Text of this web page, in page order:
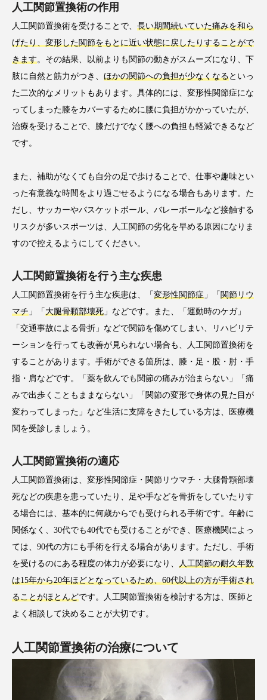
人工関節置換術の作用
人工関節置換術を受けることで、 長い期間続いていた痛みを和ら
げたり、変形した関節をもとに近い状態に戻したりすることがで
きます 。その結果、以前よりも関節の動きがスムーズになり、下
肢に自然と筋力がつき、 ほかの関節への負担が少なくなる といっ
た二次的なメリットもあります。具体的には、変形性関節症にな
ってしまった膝をカバーするために腰に負担がかかっていたが、
治療を受けることで、膝だけでなく腰への負担も軽減できるなど
です。
また、補助がなくても自分の足で歩けることで、仕事や趣味とい
った有意義な時間をより過ごせるようになる場合もあります。た
だし、サッカーやバスケットボール、バレーボールなど接触する
リスクが多いスポーツは、人工関節の劣化を早める原因になりま
すので控えるようにしてください。
人工関節置換術を行う主な疾患
人工関節置換術を行う主な疾患は、「変形性関節症 」「 関節リウ
マチ 」「 大腿骨顆部壊死 」などです。また、「運動時のケガ」
「交通事故による骨折」などで関節を傷めてしまい、リハビリテ
ーションを行っても改善が見られない場合も、人工関節置換術を
することがあります。手術ができる箇所は、膝・足・股・肘・手
指・肩などです。「薬を飲んでも関節の痛みが治まらない」「痛
みで出歩くこともままならない」「関節の変形で身体の見た目が
変わってしまった」など生活に支障をきたしている方は、医療機
関を受診しましょう。
人工関節置換術の適応
人工関節置換術は、変形性関節症・関節リウマチ・大腿骨顆部壊
死などの疾患を患っていたり、足や手などを骨折をしていたりす
る場合には、基本的に何歳からでも受けられる手術です。年齢に
関係なく、30代でも40代でも受けることができ、医療機関によっ
ては、90代の方にも手術を行える場合があります。ただし、手術
を受けるのにある程度の体力が必要になり、
人工関節の耐久年数
は15年から20年ほどとなっているため、60代以上の方が手術され
ることがほとんどです。人工関節置換術を検討する方は、医師と
よく相談して決めることが大切です。
人工関節置換術の治療について